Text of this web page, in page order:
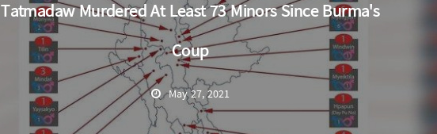
Tatmadaw Murdered At Least 73 Minors Since Burma's
Coup
May 27, 2021